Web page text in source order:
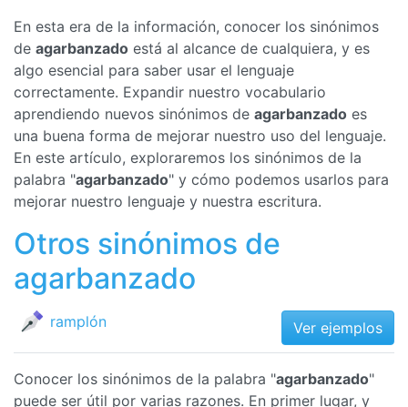
En esta era de la información, conocer los sinónimos
de agarbanzado está al alcance de cualquiera, y es
algo esencial para saber usar el lenguaje
correctamente. Expandir nuestro vocabulario
aprendiendo nuevos sinónimos de agarbanzado es
una buena forma de mejorar nuestro uso del lenguaje.
En este artículo, exploraremos los sinónimos de la
palabra "agarbanzado" y cómo podemos usarlos para
mejorar nuestro lenguaje y nuestra escritura.
Otros sinónimos de
agarbanzado
ramplón Ver ejemplos
Conocer los sinónimos de la palabra "agarbanzado"
puede ser útil por varias razones. En primer lugar, y